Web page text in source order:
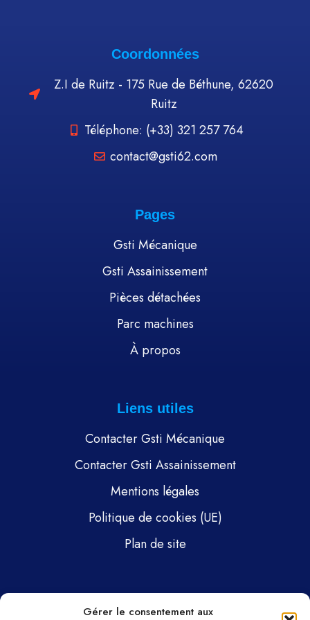
Gérer le consentement aux
Coordonnées
Z.I de Ruitz - 175 Rue de Béthune, 62620
Ruitz
Téléphone: (+33) 321 257 764
contact@gsti62.com
Pages
Gsti Mécanique
Gsti Assainissement
Pièces détachées
Parc machines
À propos
Liens utiles
Contacter Gsti Mécanique
Contacter Gsti Assainissement
Mentions légales
Politique de cookies (UE)
Plan de site